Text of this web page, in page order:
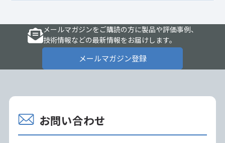
メールマガジンをご購読の方に製品や評価事例、
技術情報などの最新情報をお届けします。
メールマガジン登録
お問い合わせ